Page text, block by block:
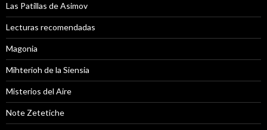
Las Patillas de Asimov
Lecturas recomendadas
Magonia
Mihterioh de la Siensia
Misterios del Aire
Note Zetetiche